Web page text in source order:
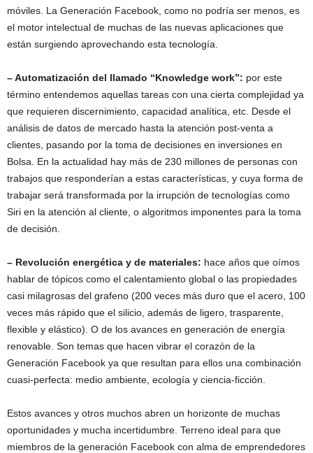
móviles. La Generación Facebook, como no podría ser menos, es
el motor intelectual de muchas de las nuevas aplicaciones que
están surgiendo aprovechando esta tecnología.
– Automatización del llamado “Knowledge work”: por este
término entendemos aquellas tareas con una cierta complejidad ya
que requieren discernimiento, capacidad analítica, etc. Desde el
análisis de datos de mercado hasta la atención post-venta a
clientes, pasando por la toma de decisiones en inversiones en
Bolsa. En la actualidad hay más de 230 millones de personas con
trabajos que responderían a estas características, y cuya forma de
trabajar será transformada por la irrupción de tecnologías como
Siri en la atención al cliente, o algoritmos imponentes para la toma
de decisión.
– Revolución energética y de materiales: hace años que oímos
hablar de tópicos como el calentamiento global o las propiedades
casi milagrosas del grafeno (200 veces más duro que el acero, 100
veces más rápido que el silicio, además de ligero, trasparente,
flexible y elástico). O de los avances en generación de energía
renovable. Son temas que hacen vibrar el corazón de la
Generación Facebook ya que resultan para ellos una combinación
cuasi-perfecta: medio ambiente, ecología y ciencia-ficción.
Estos avances y otros muchos abren un horizonte de muchas
oportunidades y mucha incertidumbre. Terreno ideal para que
miembros de la generación Facebook con alma de emprendedores